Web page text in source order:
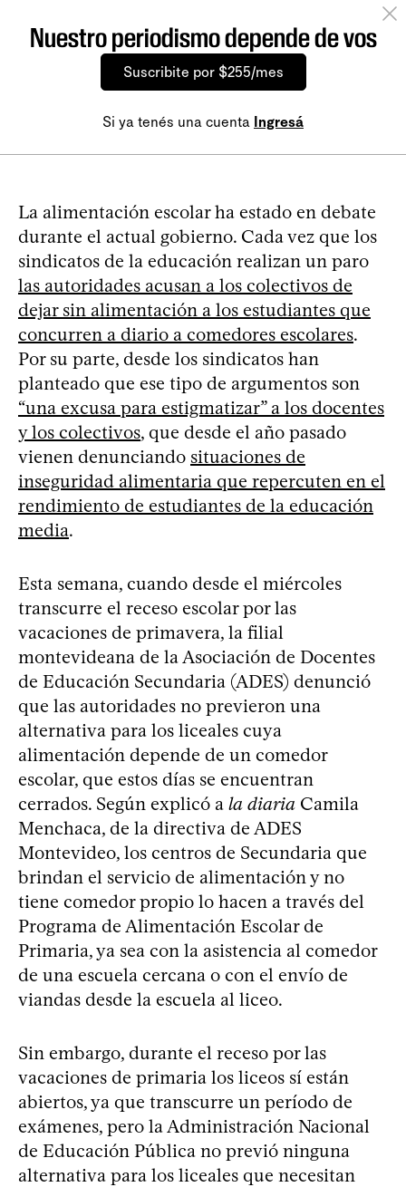
Nuestro periodismo depende de vos
Suscribite por $255/mes
Si ya tenés una cuenta Ingresá
La alimentación escolar ha estado en debate
durante el actual gobierno. Cada vez que los
sindicatos de la educación realizan un paro
las autoridades acusan a los colectivos de
dejar sin alimentación a los estudiantes que
concurren a diario a comedores escolares.
Por su parte, desde los sindicatos han
planteado que ese tipo de argumentos son
“una excusa para estigmatizar” a los docentes
y los colectivos, que desde el año pasado
vienen denunciando situaciones de
inseguridad alimentaria que repercuten en el
rendimiento de estudiantes de la educación
media.
Esta semana, cuando desde el miércoles
transcurre el receso escolar por las
vacaciones de primavera, la filial
montevideana de la Asociación de Docentes
de Educación Secundaria (ADES) denunció
que las autoridades no previeron una
alternativa para los liceales cuya
alimentación depende de un comedor
escolar, que estos días se encuentran
cerrados. Según explicó a la diaria Camila
Menchaca, de la directiva de ADES
Montevideo, los centros de Secundaria que
brindan el servicio de alimentación y no
tiene comedor propio lo hacen a través del
Programa de Alimentación Escolar de
Primaria, ya sea con la asistencia al comedor
de una escuela cercana o con el envío de
viandas desde la escuela al liceo.
Sin embargo, durante el receso por las
vacaciones de primaria los liceos sí están
abiertos, ya que transcurre un período de
exámenes, pero la Administración Nacional
de Educación Pública no previó ninguna
alternativa para los liceales que necesitan